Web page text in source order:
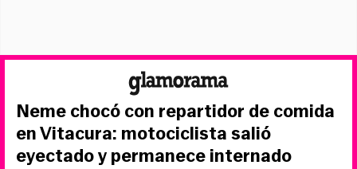
Neme chocó con repartidor de comida
en Vitacura: motociclista salió
eyectado y permanece internado